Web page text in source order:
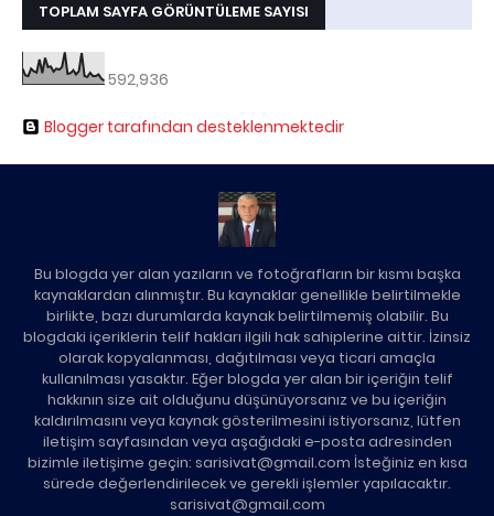
TOPLAM SAYFA GÖRÜNTÜLEME SAYISI
592,936
Blogger tarafından desteklenmektedir
Bu blogda yer alan yazıların ve fotoğrafların bir kısmı başka
kaynaklardan alınmıştır. Bu kaynaklar genellikle belirtilmekle
birlikte, bazı durumlarda kaynak belirtilmemiş olabilir. Bu
blogdaki içeriklerin telif hakları ilgili hak sahiplerine aittir. İzinsiz
olarak kopyalanması, dağıtılması veya ticari amaçla
kullanılması yasaktır. Eğer blogda yer alan bir içeriğin telif
hakkının size ait olduğunu düşünüyorsanız ve bu içeriğin
kaldırılmasını veya kaynak gösterilmesini istiyorsanız, lütfen
iletişim sayfasından veya aşağıdaki e-posta adresinden
bizimle iletişime geçin: sarisivat@gmail.com İsteğiniz en kısa
sürede değerlendirilecek ve gerekli işlemler yapılacaktır.
sarisivat@gmail.com